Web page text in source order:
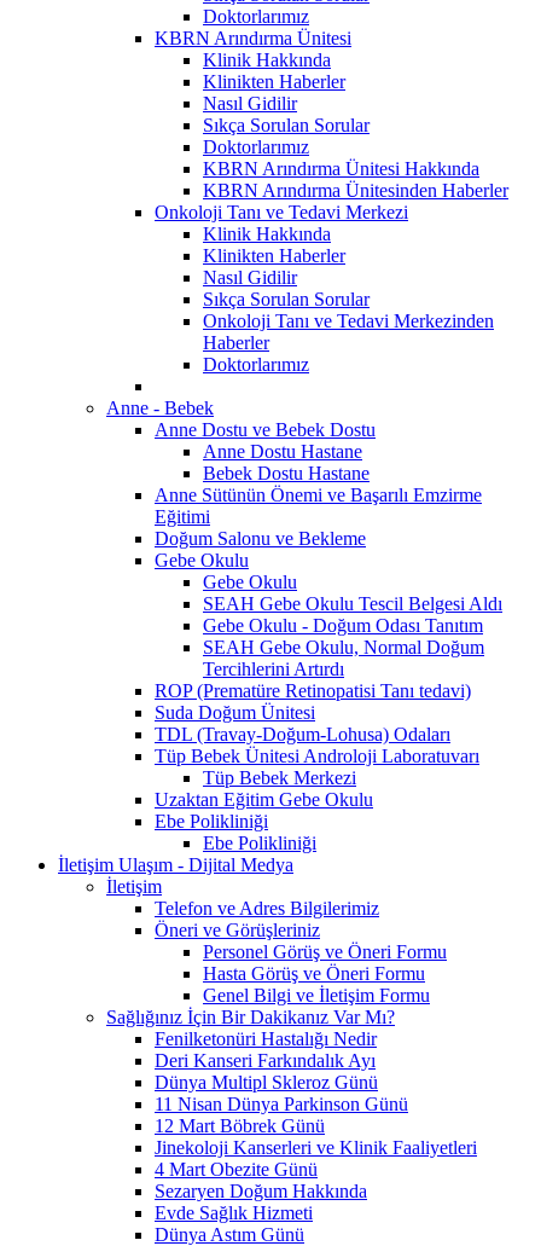
Doktorlarımız
KBRN Arındırma Ünitesi
Klinik Hakkında
Klinikten Haberler
Nasıl Gidilir
Sıkça Sorulan Sorular
Doktorlarımız
KBRN Arındırma Ünitesi Hakkında
KBRN Arındırma Ünitesinden Haberler
Onkoloji Tanı ve Tedavi Merkezi
Klinik Hakkında
Klinikten Haberler
Nasıl Gidilir
Sıkça Sorulan Sorular
Onkoloji Tanı ve Tedavi Merkezinden
Haberler
Doktorlarımız
Anne - Bebek
Anne Dostu ve Bebek Dostu
Anne Dostu Hastane
Bebek Dostu Hastane
Anne Sütünün Önemi ve Başarılı Emzirme
Eğitimi
Doğum Salonu ve Bekleme
Gebe Okulu
Gebe Okulu
SEAH Gebe Okulu Tescil Belgesi Aldı
Gebe Okulu - Doğum Odası Tanıtım
SEAH Gebe Okulu, Normal Doğum
Tercihlerini Artırdı
ROP (Prematüre Retinopatisi Tanı tedavi)
Suda Doğum Ünitesi
TDL (Travay-Doğum-Lohusa) Odaları
Tüp Bebek Ünitesi Androloji Laboratuvarı
Tüp Bebek Merkezi
Uzaktan Eğitim Gebe Okulu
Ebe Polikliniği
Ebe Polikliniği
İletişim Ulaşım - Dijital Medya
İletişim
Telefon ve Adres Bilgilerimiz
Öneri ve Görüşleriniz
Personel Görüş ve Öneri Formu
Hasta Görüş ve Öneri Formu
Genel Bilgi ve İletişim Formu
Sağlığınız İçin Bir Dakikanız Var Mı?
Fenilketonüri Hastalığı Nedir
Deri Kanseri Farkındalık Ayı
Dünya Multipl Skleroz Günü
11 Nisan Dünya Parkinson Günü
12 Mart Böbrek Günü
Jinekoloji Kanserleri ve Klinik Faaliyetleri
4 Mart Obezite Günü
Sezaryen Doğum Hakkında
Evde Sağlık Hizmeti
Dünya Astım Günü